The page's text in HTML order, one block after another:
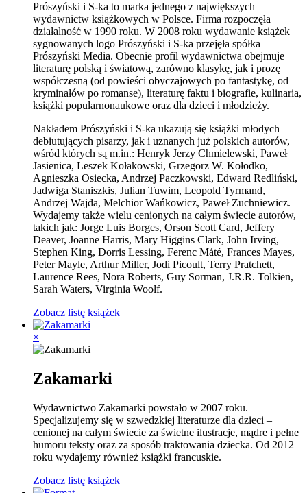
Prószyński i S-ka to marka jednego z największych
wydawnictw książkowych w Polsce. Firma rozpoczęła
działalność w 1990 roku. W 2008 roku wydawanie książek
sygnowanych logo Prószyński i S-ka przejęła spółka
Prószyński Media. Obecnie profil wydawnictwa obejmuje
literaturę polską i światową, zarówno klasykę, jak i prozę
współczesną (od powieści obyczajowych po fantastykę, od
kryminałów po romanse), literaturę faktu i biografie, kulinaria,
książki popularnonaukowe oraz dla dzieci i młodzieży.
Nakładem Prószyński i S-ka ukazują się książki młodych
debiutujących pisarzy, jak i uznanych już polskich autorów,
wśród których są m.in.: Henryk Jerzy Chmielewski, Paweł
Jasienica, Leszek Kołakowski, Grzegorz W. Kołodko,
Agnieszka Osiecka, Andrzej Paczkowski, Edward Redliński,
Jadwiga Staniszkis, Julian Tuwim, Leopold Tyrmand,
Andrzej Wajda, Melchior Wańkowicz, Paweł Zuchniewicz.
Wydajemy także wielu cenionych na całym świecie autorów,
takich jak: Jorge Luis Borges, Orson Scott Card, Jeffery
Deaver, Joanne Harris, Mary Higgins Clark, John Irving,
Stephen King, Dorris Lessing, Ferenc Máté, Frances Mayes,
Peter Mayle, Arthur Miller, Jodi Picoult, Terry Pratchett,
Laurence Rees, Nora Roberts, Guy Sorman, J.R.R. Tolkien,
Sarah Waters, Virginia Woolf.
Zobacz listę książek
×
Zakamarki
Wydawnictwo Zakamarki powstało w 2007 roku.
Specjalizujemy się w szwedzkiej literaturze dla dzieci –
cenionej na całym świecie za świetne ilustracje, mądre i pełne
humoru teksty oraz za sposób traktowania dziecka. Od 2012
roku wydajemy również książki francuskie.
Zobacz listę książek